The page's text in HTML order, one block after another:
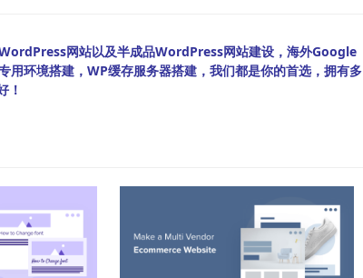
网站以及半成品WordPress网站建设，海外Google
环境搭建，WP缓存服务器搭建，我们都是你的首选，拥有多
！